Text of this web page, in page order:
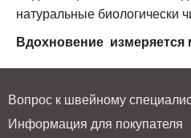
натуральные биологически
Вдохновение измеряется
Вопрос к швейному
Информация для покупателя